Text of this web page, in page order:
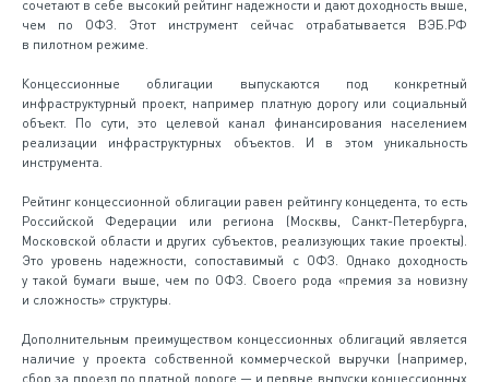
сочетают в себе высокий рейтинг надежности и дают доходность выше,
чем по ОФЗ. Этот инструмент сейчас отрабатывается ВЭБ.РФ
в пилотном режиме.
Концессионные облигации выпускаются под конкретный
инфраструктурный проект, например платную дорогу или социальный
объект. По сути, это целевой канал финансирования населением
реализации инфраструктурных объектов. И в этом уникальность
инструмента.
Рейтинг концессионной облигации равен рейтингу концедента, то есть
Российской Федерации или региона (Москвы, Санкт-Петербурга,
Московской области и других субъектов, реализующих такие проекты).
Это уровень надежности, сопоставимый с ОФЗ. Однако доходность
у такой бумаги выше, чем по ОФЗ. Своего рода «премия за новизну
и сложность» структуры.
Дополнительным преимуществом концессионных облигаций является
наличие у проекта собственной коммерческой выручки (например,
сбор за проезд по платной дороге — и первые выпуски концессионных